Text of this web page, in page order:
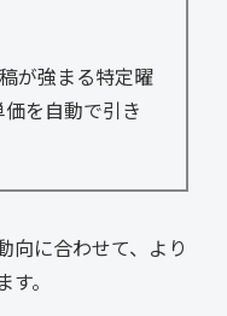
が強まる特定曜
を自動で引き
向に合わせて、より
。